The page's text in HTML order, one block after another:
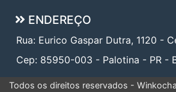
ENDEREÇO
Rua: Eurico Gaspar Dutra, 1120 -
Cep: 85950-003 - Palotina - PR -
Todos os direitos reservados -